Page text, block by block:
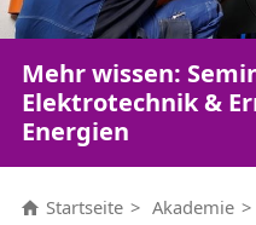
Mehr wissen:
Elektrotechnik &
Energien
Startseite Akademie